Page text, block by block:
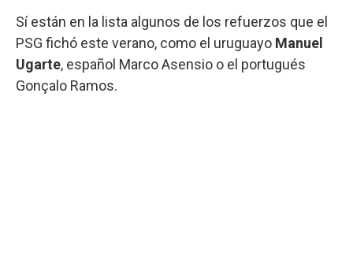
Sí están en la lista algunos de los refuerzos que el
PSG fichó este verano, como el uruguayo Manuel
Ugarte, español Marco Asensio o el portugués
Gonçalo Ramos.